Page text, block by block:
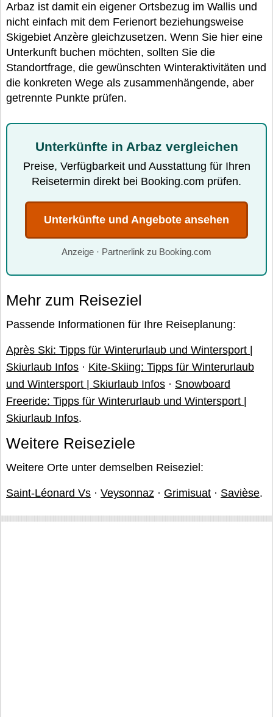
Arbaz ist damit ein eigener Ortsbezug im Wallis und
nicht einfach mit dem Ferienort beziehungsweise
Skigebiet Anzère gleichzusetzen. Wenn Sie hier eine
Unterkunft buchen möchten, sollten Sie die
Standortfrage, die gewünschten Winteraktivitäten und
die konkreten Wege als zusammenhängende, aber
getrennte Punkte prüfen.
Unterkünfte in Arbaz vergleichen
Preise, Verfügbarkeit und Ausstattung für Ihren
Reisetermin direkt bei Booking.com prüfen.
Unterkünfte und Angebote ansehen
Anzeige · Partnerlink zu Booking.com
Mehr zum Reiseziel
Passende Informationen für Ihre Reiseplanung:
Après Ski: Tipps für Winterurlaub und Wintersport |
Skiurlaub Infos · Kite-Skiing: Tipps für Winterurlaub
und Wintersport | Skiurlaub Infos · Snowboard
Freeride: Tipps für Winterurlaub und Wintersport |
Skiurlaub Infos.
Weitere Reiseziele
Weitere Orte unter demselben Reiseziel:
Saint-Léonard Vs · Veysonnaz · Grimisuat · Savièse.